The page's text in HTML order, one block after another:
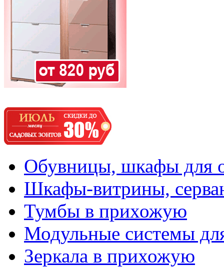
Обувницы, шкафы для
Шкафы-витрины,
Тумбы в прихожую
Модульные системы
Зеркала в прихожую